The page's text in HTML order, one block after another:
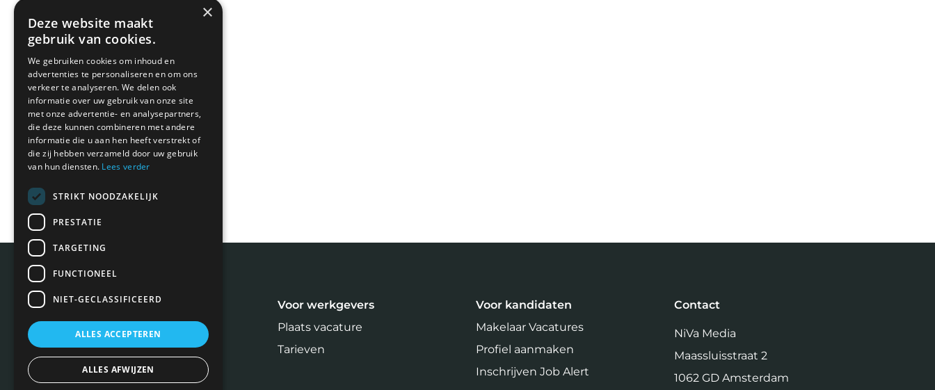
Meest recente blogs
Voor werkgevers
Plaats vacature
Tarieven
Voor kandidaten
Makelaar Vacatures
Profiel aanmaken
Inschrijven Job Alert
Contact
NiVa Media
Maassluisstraat 2
1062 GD Amsterdam
×
Deze website maakt
gebruik van cookies.
We gebruiken cookies om inhoud en
advertenties te personaliseren en om ons
verkeer te analyseren. We delen ook
informatie over uw gebruik van onze site
met onze advertentie- en analysepartners,
die deze kunnen combineren met andere
informatie die u aan hen heeft verstrekt of
die zij hebben verzameld door uw gebruik
van hun diensten. Lees verder
STRIKT NOODZAKELIJK
PRESTATIE
TARGETING
FUNCTIONEEL
NIET-GECLASSIFICEERD
ALLES ACCEPTEREN
ALLES AFWIJZEN